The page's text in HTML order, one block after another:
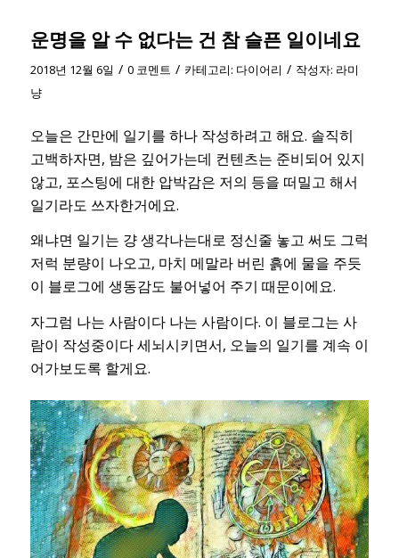
운명을 알 수 없다는 건 참 슬픈 일이네요
2018년 12월 6일 / 0 코멘트 / 카테고리: 다이어리 / 작성자: 라미
냥
오늘은 간만에 일기를 하나 작성하려고 해요. 솔직히
고백하자면, 밤은 깊어가는데 컨텐츠는 준비되어 있지
않고, 포스팅에 대한 압박감은 저의 등을 떠밀고 해서
일기라도 쓰자한거에요.
왜냐면 일기는 걍 생각나는대로 정신줄 놓고 써도 그럭
저럭 분량이 나오고, 마치 메말라 버린 흙에 물을 주듯
이 블로그에 생동감도 불어넣어 주기 때문이에요.
자그럼 나는 사람이다 나는 사람이다. 이 블로그는 사
람이 작성중이다 세뇌시키면서, 오늘의 일기를 계속 이
어가보도록 할게요.